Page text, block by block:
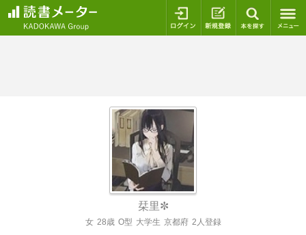
ログイン 新規登録
栞里✼
女 28歳 O型 大学生 京都府 2人登録